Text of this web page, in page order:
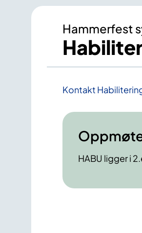
Hammerfest
Kontakt
HABU ligger i